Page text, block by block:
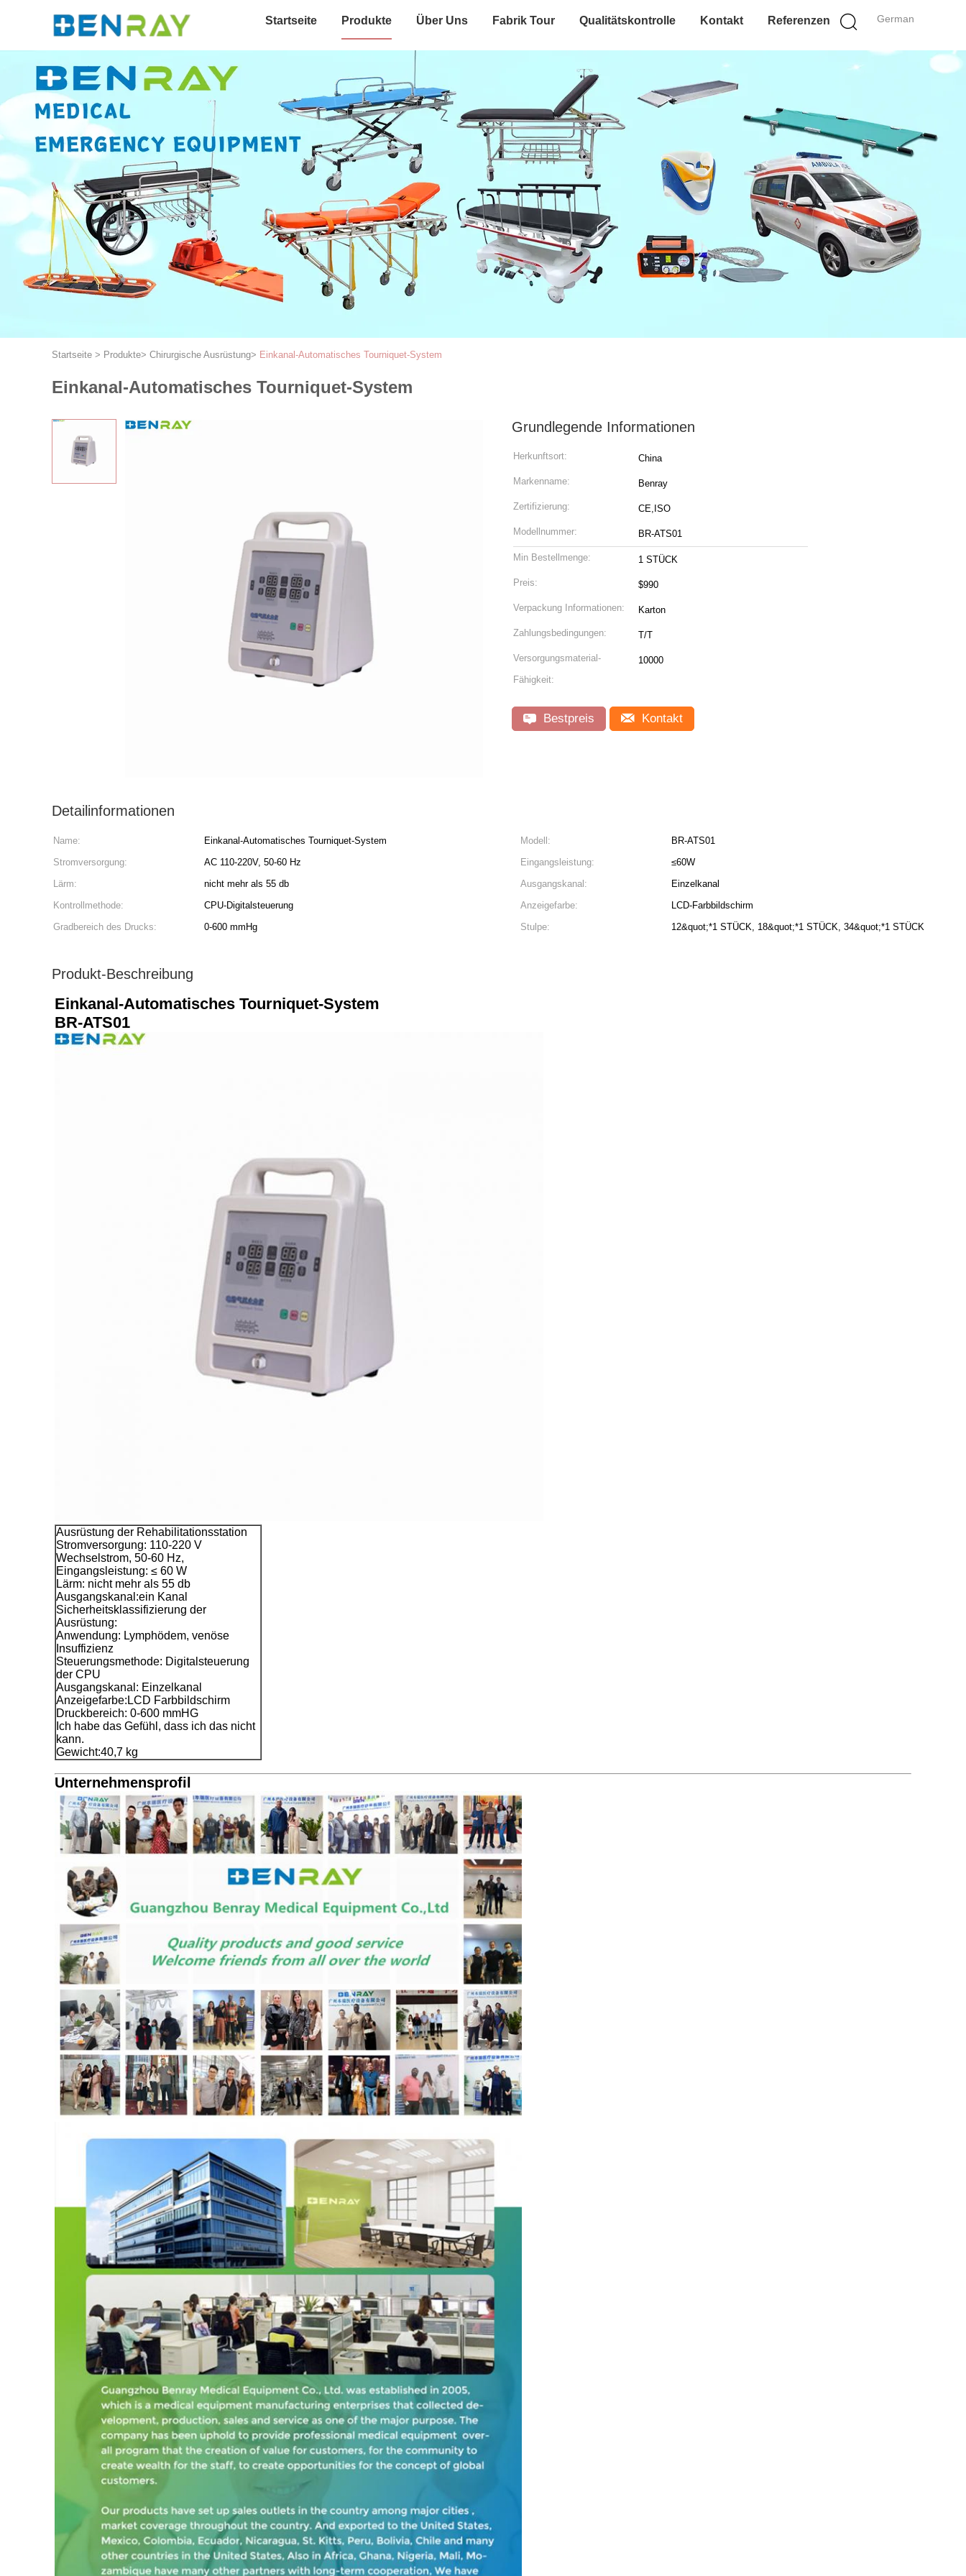
German
Startseite Produkte Über Uns Fabrik Tour Qualitätskontrolle Kontakt Referenzen
Startseite > Produkte> Chirurgische Ausrüstung> Einkanal-Automatisches Tourniquet-System
Einkanal-Automatisches Tourniquet-System
Grundlegende Informationen
Herkunftsort: China
Markenname: Benray
Zertifizierung: CE,ISO
Modellnummer: BR-ATS01
Min Bestellmenge: 1 STÜCK
Preis: $990
Verpackung Informationen: Karton
Zahlungsbedingungen: T/T
Versorgungsmaterial-
Fähigkeit:
10000
Bestpreis Kontakt
Detailinformationen
Name: Einkanal-Automatisches Tourniquet-System Modell:
BR-ATS01
Stromversorgung:
AC 110-220V, 50-60 Hz Eingangsleistung:
≤60W
Lärm:
nicht mehr als 55 db Ausgangskanal:
Einzelkanal
Kontrollmethode:
CPU-Digitalsteuerung Anzeigefarbe:
LCD-Farbbildschirm
Gradbereich des Drucks:
0-600 mmHg Stulpe: 12&quot;*1 STÜCK, 18&quot;*1 STÜCK, 34&quot;*1 STÜCK
Produkt-Beschreibung
Einkanal-Automatisches Tourniquet-System
BR-ATS01
Ausrüstung der Rehabilitationsstation
Stromversorgung: 110-220 V
Wechselstrom, 50-60 Hz,
Eingangsleistung: ≤ 60 W
Lärm: nicht mehr als 55 db
Ausgangskanal:ein Kanal
Sicherheitsklassifizierung der
Ausrüstung:
Anwendung: Lymphödem, venöse
Insuffizienz
Steuerungsmethode: Digitalsteuerung
der CPU
Ausgangskanal: Einzelkanal
Anzeigefarbe:LCD Farbbildschirm
Druckbereich: 0-600 mmHG
Ich habe das Gefühl, dass ich das nicht
kann.
Gewicht:40,7 kg
Unternehmensprofil